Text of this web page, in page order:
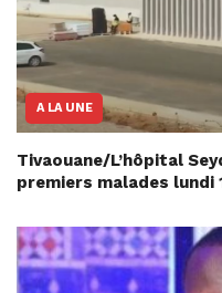
A LA UNE
Tivaouane/L’hôpital
premiers malades lundi